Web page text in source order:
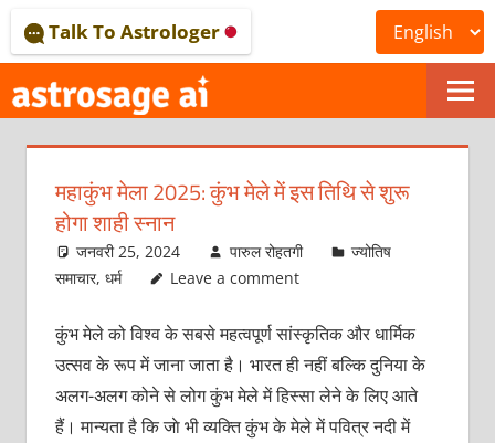
to
content
ONLINE
ASTROLOGICAL
JOURNAL
–
ASTROSAGE
MAGAZINE
Talk To Astrologer
महाकुंभ मेला 2025: कुंभ मेले में इस तिथि से शुरू
होगा शाही स्‍नान
जनवरी 25, 2024 पारुल रोहतगी
ज्योतिष
समाचार, धर्म Leave a comment
कुंभ मेले को वि‍श्‍व के सबसे महत्‍वपूर्ण सांस्‍कृतिक और धार्मिक
उत्‍सव के रूप में जाना जाता है। भारत ही नहीं बल्कि दुनिया के
अलग-अलग कोने से लोग कुंभ मेले में हिस्‍सा लेने के लिए आते
हैं। मान्‍यता है कि जाे भी व्‍यक्‍ति कुंभ के मेले में पवित्र नदी में